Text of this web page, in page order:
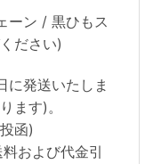
ーン / 黒ひもス
ださい)
に発送いたしま
ます)。
函)
および代金引